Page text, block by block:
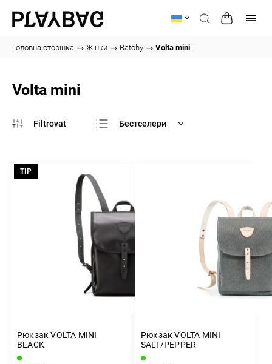
Головна сторінка / Жінки / Batohy / Volta mini
Volta mini
Бестселери
TIP
Рюкзак VOLTA MINI
BLACK
Рюкзак VOLTA MINI
SALT/PEPPER